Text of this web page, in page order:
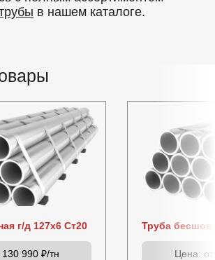
в нашем каталоге.
г/д 127х6 Ст20
130 990 ₽/тн
Труба
Цена: